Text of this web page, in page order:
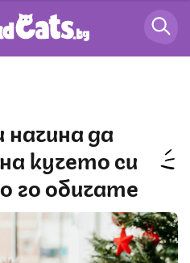
кучето си
го обичате